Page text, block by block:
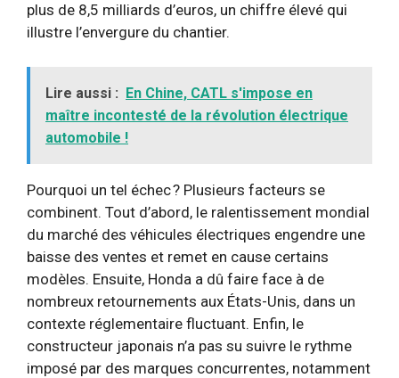
plus de 8,5 milliards d’euros, un chiffre élevé qui
illustre l’envergure du chantier.
Lire aussi : En Chine, CATL s'impose en
maître incontesté de la révolution électrique
automobile !
Pourquoi un tel échec ? Plusieurs facteurs se
combinent. Tout d’abord, le ralentissement mondial
du marché des véhicules électriques engendre une
baisse des ventes et remet en cause certains
modèles. Ensuite, Honda a dû faire face à de
nombreux retournements aux États-Unis, dans un
contexte réglementaire fluctuant. Enfin, le
constructeur japonais n’a pas su suivre le rythme
imposé par des marques concurrentes, notamment